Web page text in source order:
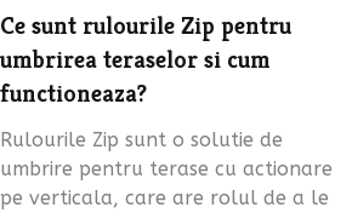
Ce sunt rulourile Zip pentru
umbrirea teraselor si cum
functioneaza?
Rulourile Zip sunt o solutie de
umbrire pentru terase cu actionare
pe verticala, care are rolul de a le